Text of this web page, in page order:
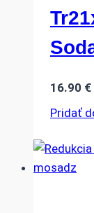
16.90 €
Pridať